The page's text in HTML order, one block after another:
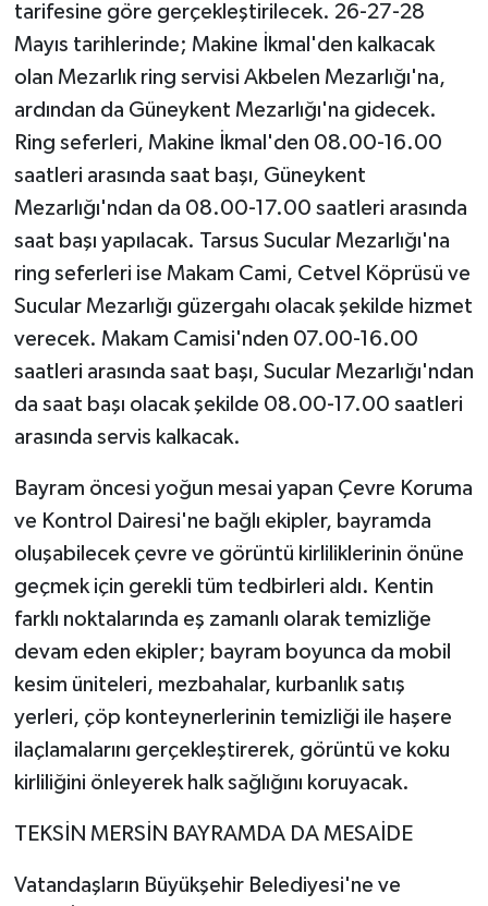
tarifesine göre gerçekleştirilecek. 26-27-28
Mayıs tarihlerinde; Makine İkmal'den kalkacak
olan Mezarlık ring servisi Akbelen Mezarlığı'na,
ardından da Güneykent Mezarlığı'na gidecek.
Ring seferleri, Makine İkmal'den 08.00-16.00
saatleri arasında saat başı, Güneykent
Mezarlığı'ndan da 08.00-17.00 saatleri arasında
saat başı yapılacak. Tarsus Sucular Mezarlığı'na
ring seferleri ise Makam Cami, Cetvel Köprüsü ve
Sucular Mezarlığı güzergahı olacak şekilde hizmet
verecek. Makam Camisi'nden 07.00-16.00
saatleri arasında saat başı, Sucular Mezarlığı'ndan
da saat başı olacak şekilde 08.00-17.00 saatleri
arasında servis kalkacak.
Bayram öncesi yoğun mesai yapan Çevre Koruma
ve Kontrol Dairesi'ne bağlı ekipler, bayramda
oluşabilecek çevre ve görüntü kirliliklerinin önüne
geçmek için gerekli tüm tedbirleri aldı. Kentin
farklı noktalarında eş zamanlı olarak temizliğe
devam eden ekipler; bayram boyunca da mobil
kesim üniteleri, mezbahalar, kurbanlık satış
yerleri, çöp konteynerlerinin temizliği ile haşere
ilaçlamalarını gerçekleştirerek, görüntü ve koku
kirliliğini önleyerek halk sağlığını koruyacak.
TEKSİN MERSİN BAYRAMDA DA MESAİDE
Vatandaşların Büyükşehir Belediyesi'ne ve